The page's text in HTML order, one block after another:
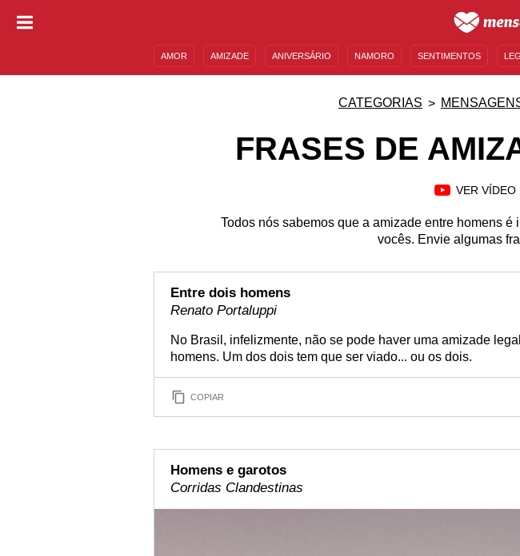
AMOR AMIZADE ANIVERSÁRIO NAMORO SENTIMENTOS
CATEGORIAS
FRASES DE
VER VÍDEO
Todos nós sabemos que a amizade entre homens
vocês. Envie algumas
Entre dois homens
Renato Portaluppi
No Brasil, infelizmente, não se pode haver uma amizade
homens. Um dos dois tem que ser viado... ou os dois.
COPIAR
Homens e garotos
Corridas Clandestinas